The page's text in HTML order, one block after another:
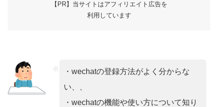
【PR】当サイトはアフィリエイト広告を
利用しています
・wechatの登録方法がよく分からな
い、、
・wechatの機能や使い方について知り